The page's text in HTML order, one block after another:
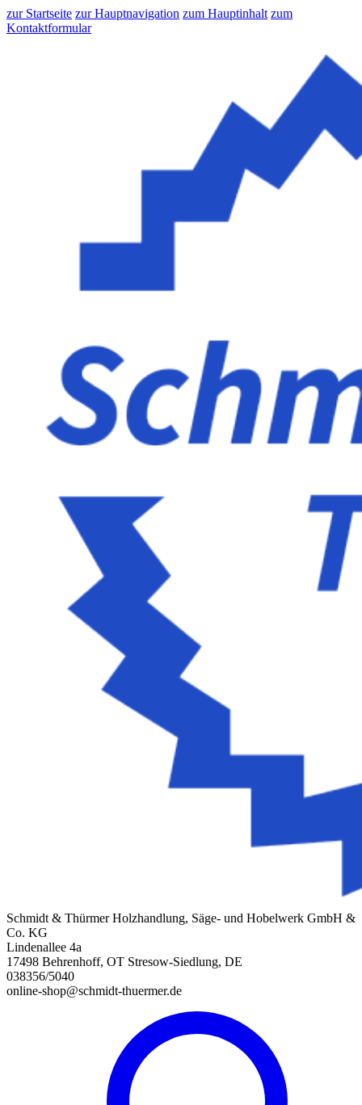
zur Startseite zur Hauptnavigation zum Hauptinhalt zum
Kontaktformular
Schmidt & Thürmer Holzhandlung, Säge- und Hobelwerk GmbH &
Co. KG
Lindenallee 4a
17498 Behrenhoff, OT Stresow-Siedlung, DE
038356/5040
online-shop@schmidt-thuermer.de